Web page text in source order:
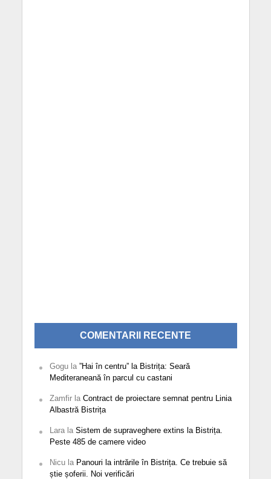
COMENTARII RECENTE
Gogula ”Hai în centru” la Bistrița: Seară
Mediteraneană în parcul cu castani
Zamfirla Contract de proiectare semnat pentru Linia
Albastră Bistrița
Larala Sistem de supraveghere extins la Bistrița.
Peste 485 de camere video
Nicula Panouri la intrările în Bistrița. Ce trebuie să
știe șoferii. Noi verificări